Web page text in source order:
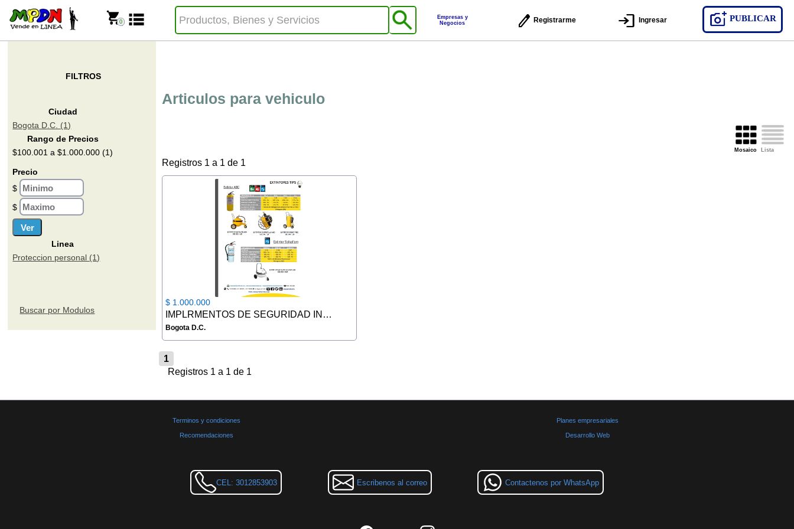
0
Empresas y
Negocios
Registrarme Ingresar PUBLICAR
FILTROS
Ciudad
Bogota D.C. (1)
Rango de Precios
$100.001 a $1.000.000 (1)
Precio
$
$
Linea
Proteccion personal (1)
Buscar por Modulos
Articulos para vehiculo
Lista
Mosaico
Registros 1 a 1 de 1
$ 1.000.000
IMPLRMENTOS DE SEGURIDAD INDUSTRIAL
Bogota D.C.
1
Registros 1 a 1 de 1
Terminos y condiciones
Recomendaciones
Planes empresariales
Desarrollo Web
CEL: 3012853903 Escribenos al correo Contactenos por WhatsApp